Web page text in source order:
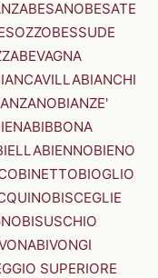
BESANOBESATE
BESSUDE
BEVAGNA
BIANCHI
BIANZE'
BIBBONA
BIENNOBIENO
BINETTOBIOGLIO
BISCEGLIE
BISUSCHIO
BIVONGI
SUPERIORE